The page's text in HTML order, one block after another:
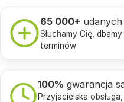
65 000+
Słuchamy Cię,
terminów
100% gwarancja
Przyjacielska